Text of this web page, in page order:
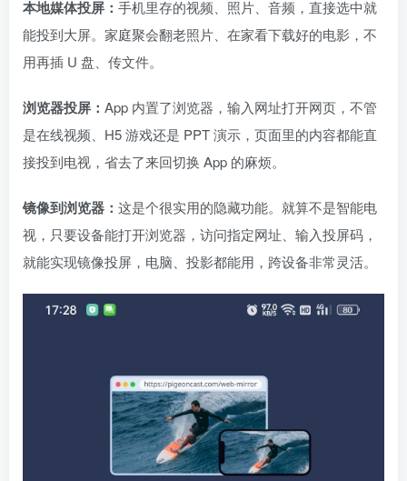
本地媒体投屏： 手机里存的视频、照片、音频，直接选中就
能投到大屏。家庭聚会翻老照片、在家看下载好的电影，不
用再插 U 盘、传文件。
浏览器投屏： App 内置了浏览器，输入网址打开网页，不管
是在线视频、H5 游戏还是 PPT 演示，页面里的内容都能直
接投到电视，省去了来回切换 App 的麻烦。
镜像到浏览器： 这是个很实用的隐藏功能。就算不是智能电
视，只要设备能打开浏览器，访问指定网址、输入投屏码，
就能实现镜像投屏，电脑、投影都能用，跨设备非常灵活。